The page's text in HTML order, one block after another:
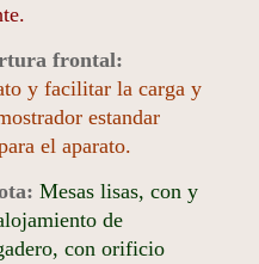
frontal:
y facilitar la carga y
estandar
el aparato.
Mesas lisas, con y
de
con orificio